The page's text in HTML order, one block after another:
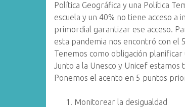
Política Geográfica y una Política
escuela y un 40% no tiene acceso
primordial garantizar ese acceso.
esta pandemia nos encontró con el
Tenemos como obligación
Junto a la Unesco y Unicef
Ponemos el acento en 5 puntos
Monitorear la desigualdad